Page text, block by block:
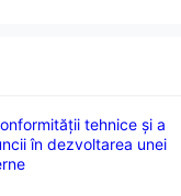
tehnice și a
în dezvoltarea unei